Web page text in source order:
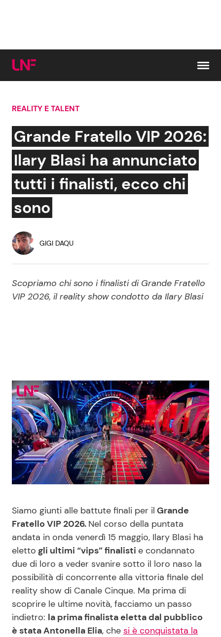
Cerca:
News e Cronaca
Attualità Italiana
Economia
Persone Scomparse
Politica
Gossip e TV
Bellezze VIP
Reality e Talent
News Musica
News Spettacolo
Benessere
Casa
Moda e Style
Mondo Mamma
News benessere
Salute
Viaggi e Turismo
Cucina e Ricette
Consigli di Cucina
Dolci
Le Ricette in TV
Primi Piatti
Ricette Facili e Veloci
Ricette Feste
REALITY E TALENT
Grande Fratello VIP 2026:
Ilary Blasi ha annunciato
tutti i finalisti, ecco chi
sono
GIGI DAQU
Scopriamo chi sono i finalisti di Grande Fratello
VIP 2026, il reality show condotto da Ilary Blasi
Siamo giunti alle battute finali per il Grande
Fratello VIP 2026. Nel corso della puntata
andata in onda venerdì 15 maggio, Ilary Blasi ha
eletto gli ultimi “vips” finalisti e condannato
due di loro a veder svanire sotto il loro naso la
possibilità di concorrente alla vittoria finale del
reality show di Canale Cinque. Ma prima di
scoprire le ultime novità, facciamo un passo
indietro: la prima finalista eletta dal pubblico
è stata Antonella Elia, che si è conquistata la